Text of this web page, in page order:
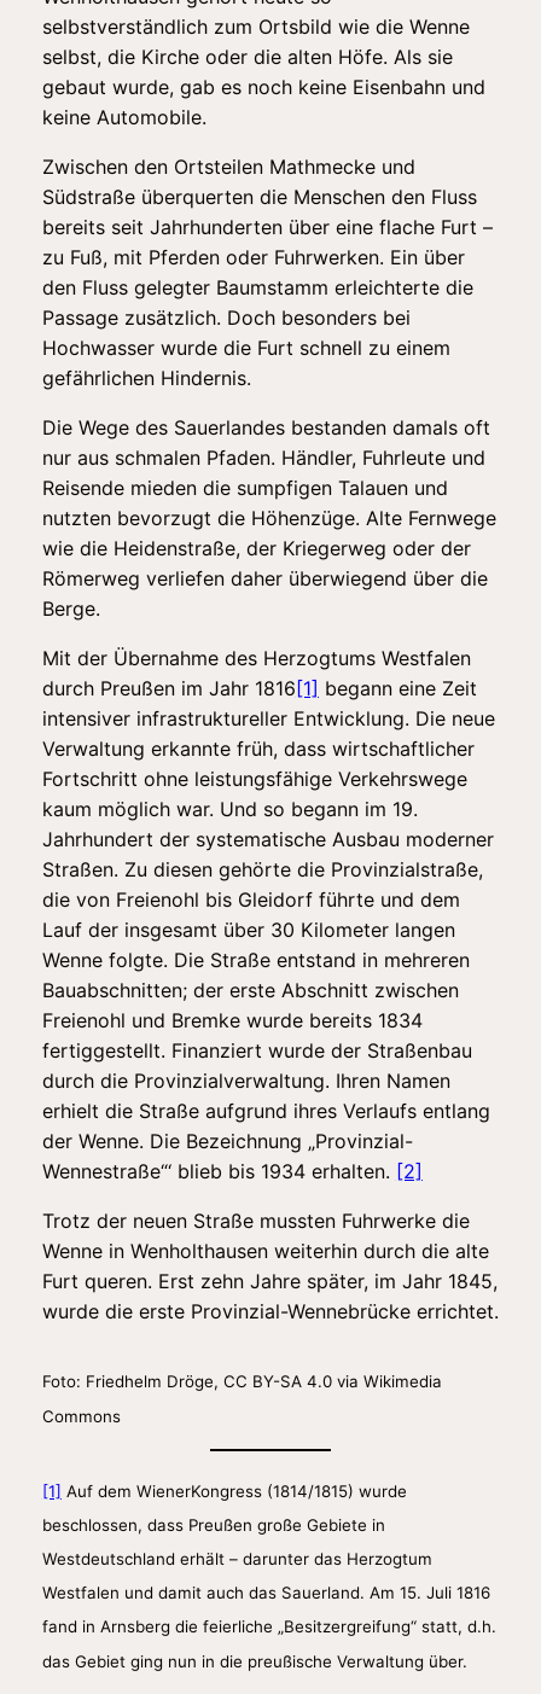
selbstverständlich zum Ortsbild wie die Wenne
selbst, die Kirche oder die alten Höfe. Als sie
gebaut wurde, gab es noch keine Eisenbahn und
keine Automobile.
Zwischen den Ortsteilen Mathmecke und
Südstraße überquerten die Menschen den Fluss
bereits seit Jahrhunderten über eine flache Furt –
zu Fuß, mit Pferden oder Fuhrwerken. Ein über
den Fluss gelegter Baumstamm erleichterte die
Passage zusätzlich. Doch besonders bei
Hochwasser wurde die Furt schnell zu einem
gefährlichen Hindernis.
Die Wege des Sauerlandes bestanden damals oft
nur aus schmalen Pfaden. Händler, Fuhrleute und
Reisende mieden die sumpfigen Talauen und
nutzten bevorzugt die Höhenzüge. Alte Fernwege
wie die Heidenstraße, der Kriegerweg oder der
Römerweg verliefen daher überwiegend über die
Berge.
Mit der Übernahme des Herzogtums Westfalen
durch Preußen im Jahr 1816 [1] begann eine Zeit
intensiver infrastruktureller Entwicklung. Die neue
Verwaltung erkannte früh, dass wirtschaftlicher
Fortschritt ohne leistungsfähige Verkehrswege
kaum möglich war. Und so begann im 19.
Jahrhundert der systematische Ausbau moderner
Straßen. Zu diesen gehörte die Provinzialstraße,
die von Freienohl bis Gleidorf führte und dem
Lauf der insgesamt über 30 Kilometer langen
Wenne folgte. Die Straße entstand in mehreren
Bauabschnitten; der erste Abschnitt zwischen
Freienohl und Bremke wurde bereits 1834
fertiggestellt. Finanziert wurde der Straßenbau
durch die Provinzialverwaltung. Ihren Namen
erhielt die Straße aufgrund ihres Verlaufs entlang
der Wenne. Die Bezeichnung „Provinzial-
Wennestraße“‘ blieb bis 1934 erhalten. [2]
Trotz der neuen Straße mussten Fuhrwerke die
Wenne in Wenholthausen weiterhin durch die alte
Furt queren. Erst zehn Jahre später, im Jahr 1845,
wurde die erste Provinzial-Wennebrücke errichtet.
Foto: Friedhelm Dröge, CC BY-SA 4.0 via Wikimedia
Commons
[1] Auf dem WienerKongress (1814/1815) wurde
beschlossen, dass Preußen große Gebiete in
Westdeutschland erhält – darunter das Herzogtum
Westfalen und damit auch das Sauerland. Am 15. Juli 1816
fand in Arnsberg die feierliche „Besitzergreifung“ statt, d.h.
das Gebiet ging nun in die preußische Verwaltung über.